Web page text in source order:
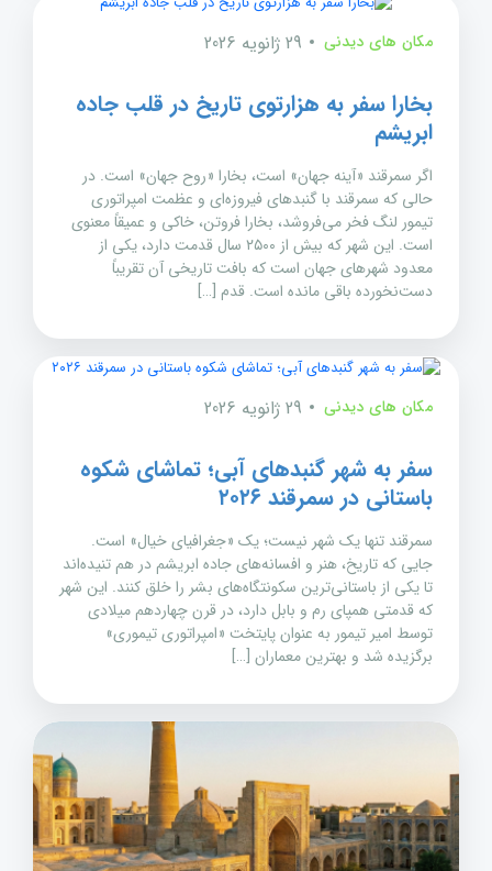
مکان های دیدنی 29 ژانویه 2026
بخارا سفر به هزارتوی تاریخ در قلب جاده
ابریشم
اگر سمرقند «آینه جهان» است، بخارا «روح جهان» است. در
حالی که سمرقند با گنبدهای فیروزه‌ای و عظمت امپراتوری
تیمور لنگ فخر می‌فروشد، بخارا فروتن، خاکی و عمیقاً معنوی
است. این شهر که بیش از ۲۵۰۰ سال قدمت دارد، یکی از
معدود شهرهای جهان است که بافت تاریخی آن تقریباً
دست‌نخورده باقی مانده است. قدم […]
مکان های دیدنی 29 ژانویه 2026
سفر به شهر گنبدهای آبی؛ تماشای شکوه
باستانی در سمرقند ۲۰۲۶
سمرقند تنها یک شهر نیست؛ یک «جغرافیای خیال» است.
جایی که تاریخ، هنر و افسانه‌های جاده ابریشم در هم تنیده‌اند
تا یکی از باستانی‌ترین سکونتگاه‌های بشر را خلق کنند. این شهر
که قدمتی همپای رم و بابل دارد، در قرن چهاردهم میلادی
توسط امیر تیمور به عنوان پایتخت «امپراتوری تیموری»
برگزیده شد و بهترین معماران […]